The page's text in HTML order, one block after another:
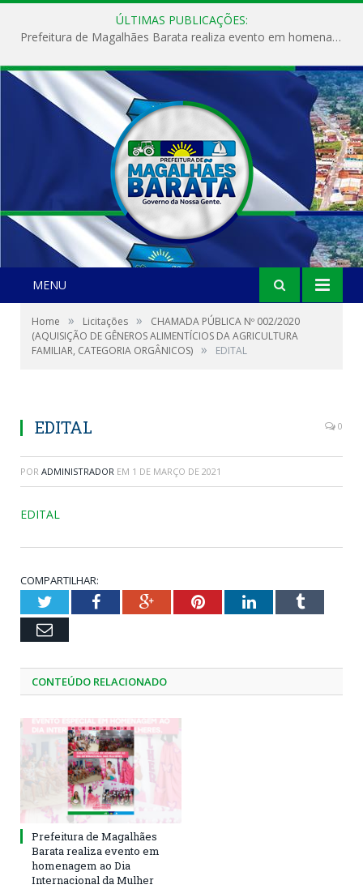
ÚLTIMAS PUBLICAÇÕES:
Prefeitura de Magalhães Barata realiza evento em homenagem ao Dia Internacional da Mulher
MENU
Home » Licitações »
CHAMADA PÚBLICA Nº 002/2020
(AQUISIÇÃO DE GÊNEROS ALIMENTÍCIOS DA AGRICULTURA
FAMILIAR, CATEGORIA ORGÂNICOS) » EDITAL
EDITAL 0
POR ADMINISTRADOR EM 1 DE MARÇO DE 2021
EDITAL
COMPARTILHAR:
TwitterFacebookGoogle+PinterestLinkedInTumblr
Email
CONTEÚDO RELACIONADO
Prefeitura de Magalhães
Barata realiza evento em
homenagem ao Dia
Internacional da Mulher